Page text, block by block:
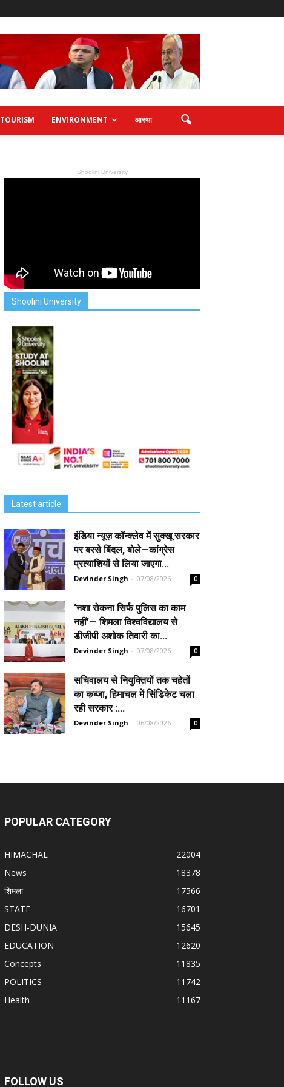
TOURISM ENVIRONMENT आस्था
Shoolini University
Shoolini University
Latest article
इंडिया न्यूज़ कॉन्क्लेव में सुक्खू सरकार
पर बरसे बिंदल, बोले—कांग्रेस
प्रत्याशियों से लिया जाएगा...
Devinder Singh - 07/08/2026 0
‘नशा रोकना सिर्फ पुलिस का काम
नहीं’— शिमला विश्वविद्यालय से
डीजीपी अशोक तिवारी का...
Devinder Singh - 07/08/2026 0
सचिवालय से नियुक्तियों तक चहेतों
का कब्जा, हिमाचल में सिंडिकेट चला
रही सरकार :...
Devinder Singh - 06/08/2026 0
POPULAR CATEGORY
HIMACHAL
22004
News
18378
शिमला
17566
STATE
16701
DESH-DUNIA
15645
EDUCATION
12620
Concepts
11835
POLITICS
11742
Health
11167
FOLLOW US